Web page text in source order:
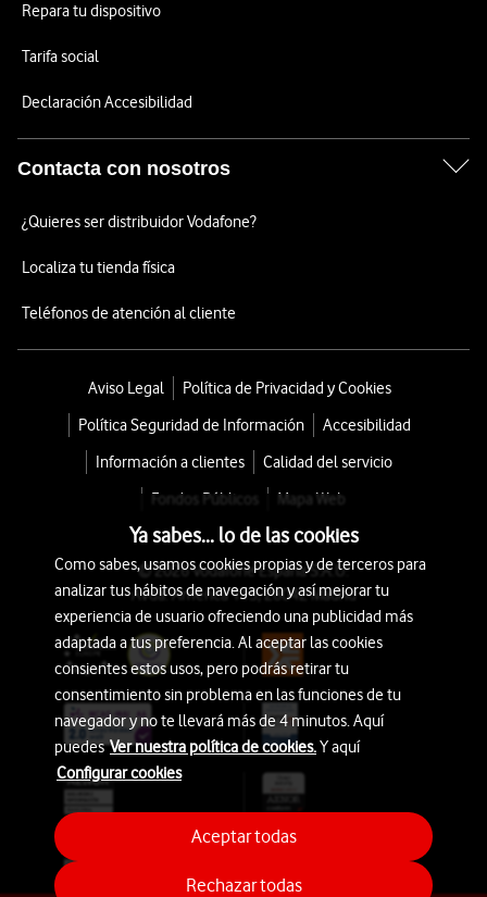
Repara tu dispositivo
Tarifa social
Declaración Accesibilidad
Contacta con nosotros
¿Quieres ser distribuidor Vodafone?
Localiza tu tienda física
Teléfonos de atención al cliente
Aviso Legal
Política de Privacidad y Cookies
Política Seguridad de Información
Accesibilidad
Información a clientes
Calidad del servicio
Fondos Públicos
Mapa Web
© 2026 Vodafone España S.A.U.
Avda. América 115, 28042 Madrid
Ya sabes... lo de las cookies
Como sabes, usamos cookies propias y de terceros para
analizar tus hábitos de navegación y así mejorar tu
experiencia de usuario ofreciendo una publicidad más
adaptada a tus preferencia. Al aceptar las cookies
consientes estos usos, pero podrás retirar tu
consentimiento sin problema en las funciones de tu
navegador y no te llevará más de 4 minutos. Aquí
puedesVer nuestra política de cookies.Y aquí
Configurar cookies
Rechazar todas
Aceptar todas